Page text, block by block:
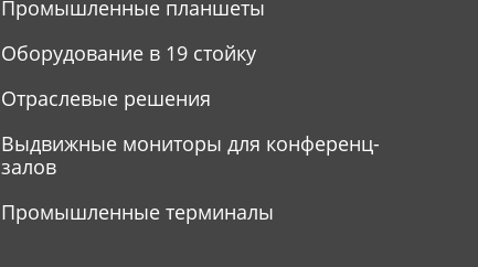
Промышленные планшеты
Оборудование в 19 стойку
Отраслевые решения
Выдвижные мониторы для конференц-
залов
Промышленные терминалы